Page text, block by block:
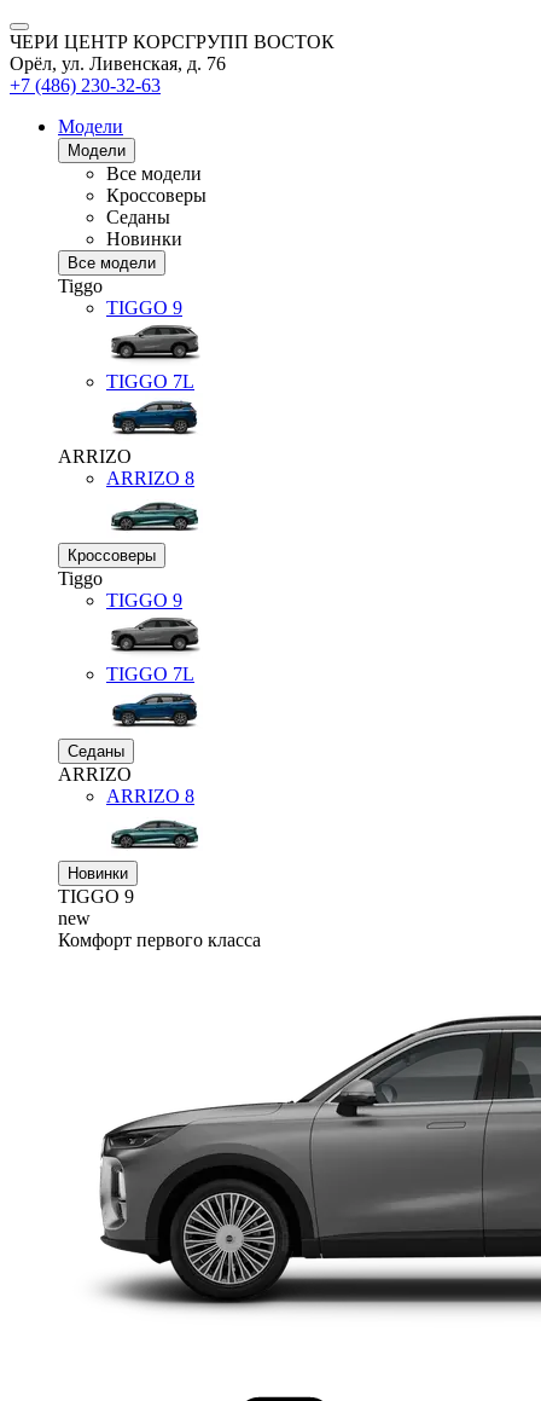
ЧЕРИ ЦЕНТР КОРСГРУПП ВОСТОК
Орёл, ул. Ливенская, д. 76
+7 (486) 230-32-63
Модели
Модели
Все модели
Кроссоверы
Седаны
Новинки
Все модели
Tiggo
TIGGO 9
TIGGO 7L
ARRIZO
ARRIZO 8
Кроссоверы
Tiggo
TIGGO 9
TIGGO 7L
Седаны
ARRIZO
ARRIZO 8
Новинки
TIGGO 9
new
Комфорт первого класса